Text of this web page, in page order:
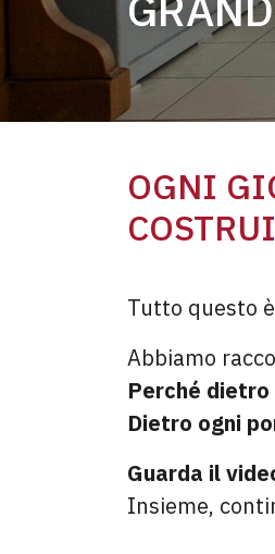
OGNI
Tutto questo
Abbiamo
Perché dietro
Dietro ogni
Guarda il
Insieme,